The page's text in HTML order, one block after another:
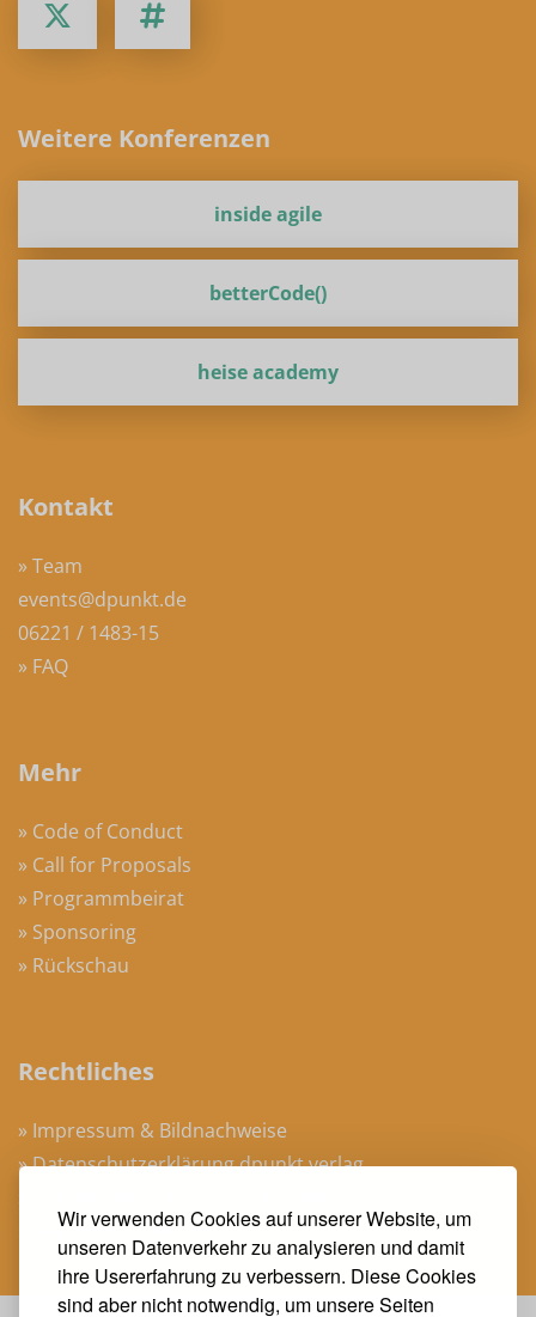
Wir verwenden Cookies auf unserer Website, um
unseren Datenverkehr zu analysieren und damit
ihre Usererfahrung zu verbessern. Diese Cookies
sind aber nicht notwendig, um unsere Seiten
Weitere Konferenzen
inside agile
betterCode()
heise academy
Kontakt
» Team
events@dpunkt.de
06221 / 1483-15
» FAQ
Mehr
» Code of Conduct
» Call for Proposals
» Programmbeirat
» Sponsoring
» Rückschau
Rechtliches
» Impressum & Bildnachweise
» Datenschutzerklärung dpunkt.verlag
» AGB Veranstaltungen